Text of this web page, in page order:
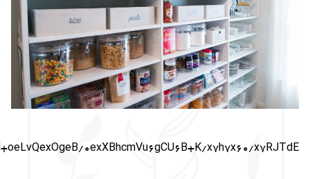
0exXBhcmVu6gCU6B+K/x7h7x60/x7RJTdE